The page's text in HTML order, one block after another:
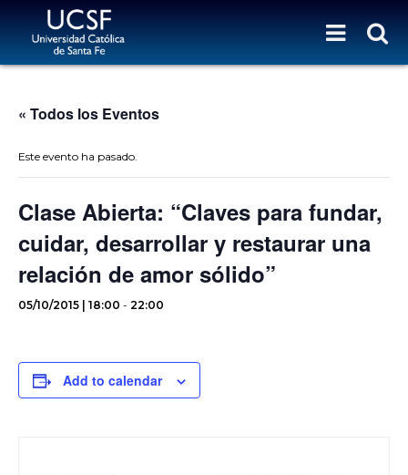
« Todos los Eventos
Este evento ha pasado.
Clase Abierta: “Claves para fundar,
cuidar, desarrollar y restaurar una
relación de amor sólido”
05/10/2015 | 18:00 - 22:00
Add to calendar